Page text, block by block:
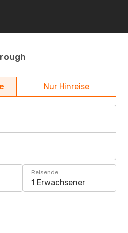
Nur Hinreise
Reisende
1 Erwachsener